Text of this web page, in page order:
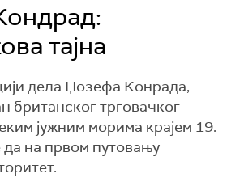
тајна
дела Џозефа Конрада,
британског трговачког
јужним морима крајем 19.
да на првом путовању